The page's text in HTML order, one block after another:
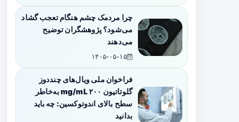
چرا مردمک چشم هنگام تعجب گشاد
می‌شود؟ پژوهشگران توضیح
می‌دهند
۱۴۰۵-۰۵-۱۵
فراخوان ملی ویال‌های چنددوز
گلوتاتیون ۲۰۰ mg/mL به‌خاطر
سطح بالای اندوتوکسین: چه باید
بدانید